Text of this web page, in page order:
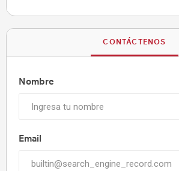
CONTÁCTENOS
Nombre
Email